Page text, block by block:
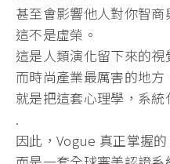
甚至會影響他人對你智商
這不是虛榮。
這是人類演化留下來的視
而時尚產業最厲害的地方
就是把這套心理學，系統
.
因此，Vogue 真正掌握